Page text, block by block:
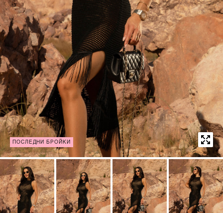
ПОСЛЕДНИ БРОЙКИ